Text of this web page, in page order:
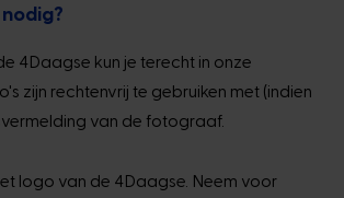
4Daagse kun je terecht in onze
zijn rechtenvrij te gebruiken met (indien
van de fotograaf.
logo van de 4Daagse. Neem voor